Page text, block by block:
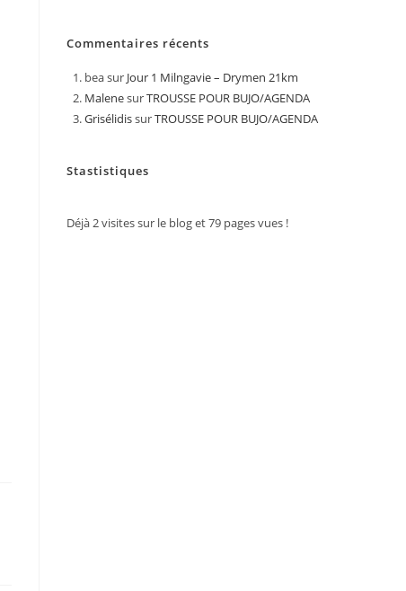
Commentaires récents
beasur Jour 1 Milngavie – Drymen 21km
MalenesurTROUSSE POUR BUJO/AGENDA
GrisélidissurTROUSSE POUR BUJO/AGENDA
Stastistiques
Déjà2visites sur le blog et79 pages vues !